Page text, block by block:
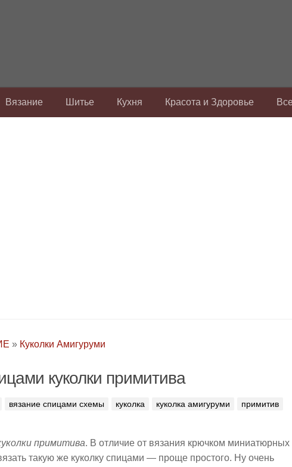
Вязание Шитье Кухня Красота и Здоровье
» Куколки Амигуруми
куколки примитива
вязание спицами схемы куколка куколка амигуруми примитив
примитива. В отличие от вязания крючком миниатюрных
такую же куколку спицами — проще простого. Ну очень